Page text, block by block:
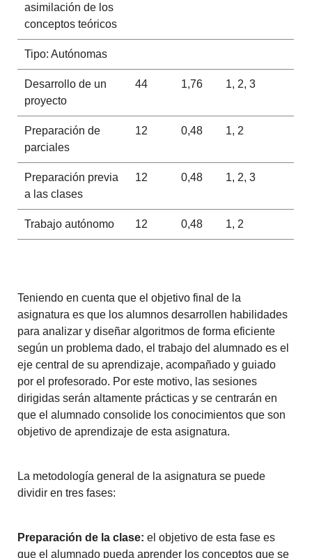
asimilación de los
conceptos teóricos
Tipo: Autónomas
Desarrollo de un
proyecto
44 1,76 1, 2, 3
Preparación de
parciales
12 0,48 1, 2
Preparación previa
a las clases
12 0,48 1, 2, 3
Trabajo autónomo 12 0,48 1, 2
Teniendo en cuenta que el objetivo final de la
asignatura es que los alumnos desarrollen habilidades
para analizar y diseñar algoritmos de forma eficiente
según un problema dado, el trabajo del alumnado es el
eje central de su aprendizaje, acompañado y guiado
por el profesorado. Por este motivo, las sesiones
dirigidas serán altamente prácticas y se centrarán en
que el alumnado consolide los conocimientos que son
objetivo de aprendizaje de esta asignatura.
La metodología general de la asignatura se puede
dividir en tres fases:
Preparación de la clase: el objetivo de esta fase es
que el alumnado pueda aprender los conceptos que se